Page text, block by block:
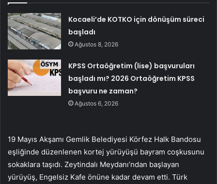
Kocaeli’de KOTKO için dönüşüm süreci
başladı
Ağustos 8, 2026
KPSS Ortaöğretim (lise) başvuruları
başladı mı? 2026 Ortaöğretim KPSS
başvuru ne zaman?
Ağustos 6, 2026
19 Mayıs Akşamı Gemlik Belediyesi Körfez Halk Bandosu
eşliğinde düzenlenen kortej yürüyüşü bayram coşkusunu
sokaklara taşıdı. Zeytindalı Meydanı’ndan başlayan
yürüyüş, Engelsiz Kafe önüne kadar devam etti. Türk